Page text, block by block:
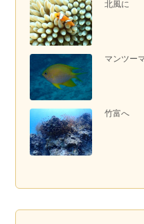
北風に
マンツー
竹富へ